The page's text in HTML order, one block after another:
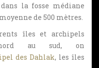
la fosse médiane
de 500 mètres.
îles et archipels
au sud, on
des Dahlak, les îles